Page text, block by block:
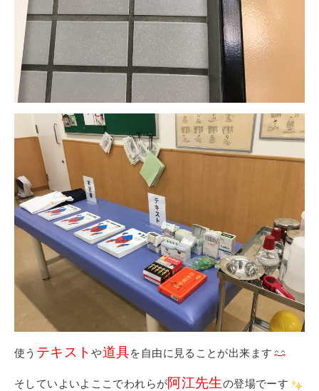
使う テキストや道具を自由に見ることが出来ます
そしていよいよここでわれらが阿江先生の登場でーす